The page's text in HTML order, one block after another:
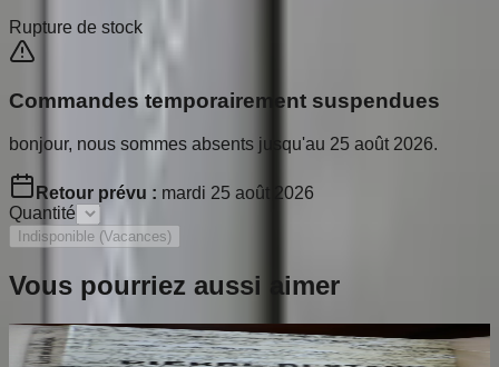
Rupture de stock
Commandes temporairement suspendues
bonjour, nous sommes absents jusqu'au 25 août 2026.
Retour prévu : mardi 25 août 2026
Quantité
Indisponible (Vacances)
Vous pourriez aussi aimer
Ailleurs